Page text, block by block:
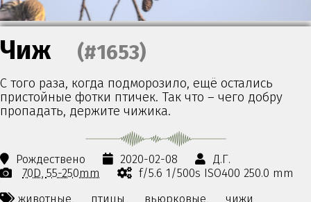
Чиж (#1653)
С того раза, когда подморозило, ещё остались
пристойные фотки птичек. Так что – чего добру
пропадать, держите чижика.
Рождествено 2020-02-08
Д.Г.
70D 55-250mm
f/5.6 1/500s ISO400 250.0 mm
животные,
птицы, вьюрковые,
чижи